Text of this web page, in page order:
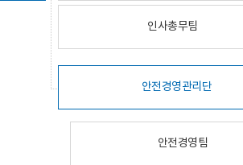
인사총무팀
안전경영관리단
안전경영팀